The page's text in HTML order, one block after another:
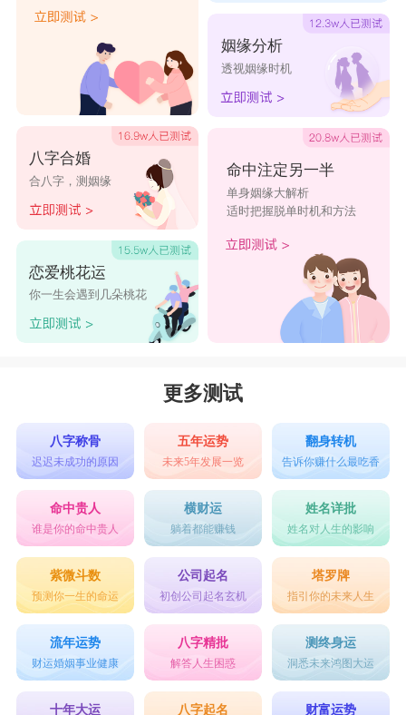
双鱼座
遇到的心仪对象会比较多，因为双鱼性
格特别感性，很容易被感动。需要作出一个选择，
23岁左右遇到的对象比较能长久。
星座乐原创文章，转载需注明出处
八字合婚
合八字，测姻缘
恋爱桃花运
你一生会遇到几朵桃花
姻缘分析
透视姻缘时机
命中注定另一半
单身姻缘大解析
适时把握脱单时机和方法
更多测试
八字称骨
迟迟未成功的原因
五年运势
未来5年发展一览
翻身转机
告诉你赚什么最吃香
命中贵人
谁是你的命中贵人
横财运
躺着都能赚钱
姓名详批
姓名对人生的影响
紫微斗数
预测你一生的命运
公司起名
初创公司起名玄机
塔罗牌
指引你的未来人生
流年运势
财运婚姻事业健康
八字精批
解答人生困惑
测终身运
洞悉未来鸿图大运
十年大运 八字起名 财富运势